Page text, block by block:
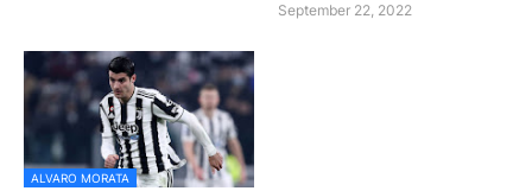
September 22, 2022
ALVARO MORATA